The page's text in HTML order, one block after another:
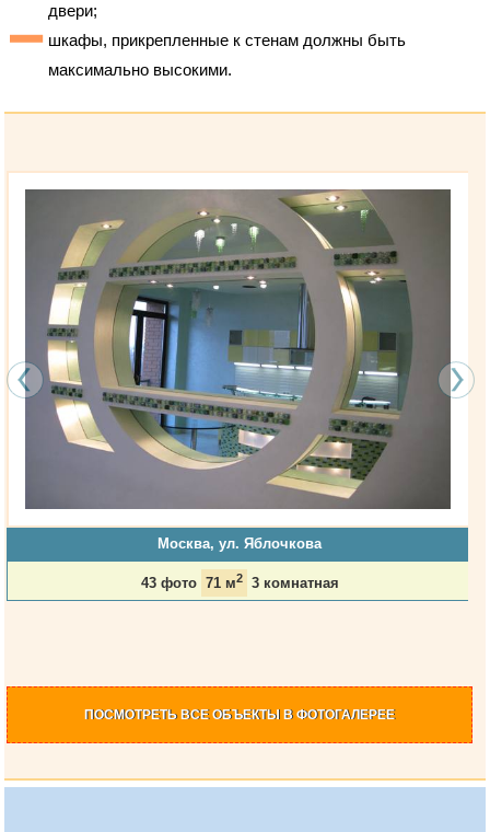
двери;
шкафы, прикрепленные к стенам должны быть
максимально высокими.
Москва, ул. Яблочкова
43 фото 71 м2 3 комнатная
ПОСМОТРЕТЬ ВСЕ ОБЪЕКТЫ В ФОТОГАЛЕРЕЕ